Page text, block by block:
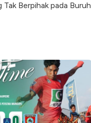
Berpihak pada Buruh